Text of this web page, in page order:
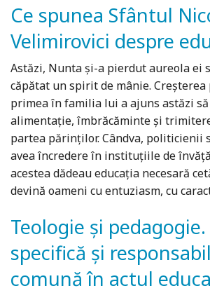
Ce spunea Sfântul
Velimirovici despre
Astăzi, Nunta şi-a pierdut aureola ei
căpătat un spirit de mânie. Creşterea
primea în familia lui a ajuns astăzi
alimentaţie, îmbrăcăminte şi
partea părinţilor. Cândva, politicienii
avea încredere în instituţiile de
acestea dădeau educaţia necesară
devină oameni cu entuziasm, cu
Teologie și
specifică și
comună în actul